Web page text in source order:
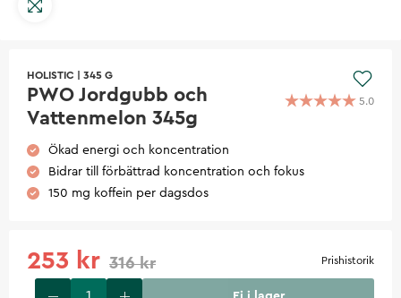
HOLISTIC 345 G
PWO Jordgubb och
Vattenmelon 345g
5.0
Ökad energi och koncentration
Bidrar till förbättrad koncentration och fokus
150 mg koffein per dagsdos
253 kr 316 kr Prishistorik